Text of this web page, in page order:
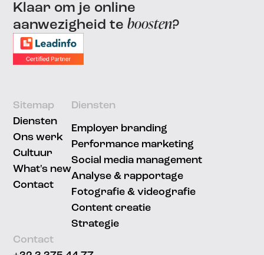
Klaar om je online
aanwezigheid teboosten?
Sitemap
Diensten
Ons werk
Cultuur
What's new
Contact
Diensten
Employer branding
Performance marketing
Social media management
Analyse & rapportage
Fotografie & videografie
Content creatie
Strategie
Contact